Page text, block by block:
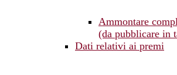
Ammontare
(da pubblicare in
Dati relativi ai premi